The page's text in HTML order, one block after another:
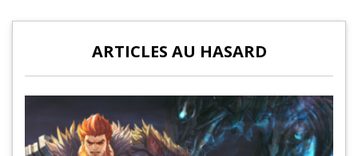
ARTICLES AU HASARD